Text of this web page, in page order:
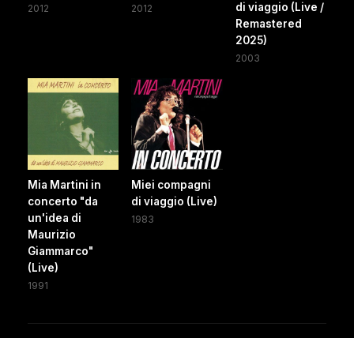
2012 2012
di viaggio (Live /
Remastered
2025)
2003
Mia Martini in
concerto "da
un'idea di
Maurizio
Giammarco"
(Live)
1991
Miei compagni
di viaggio (Live)
1983